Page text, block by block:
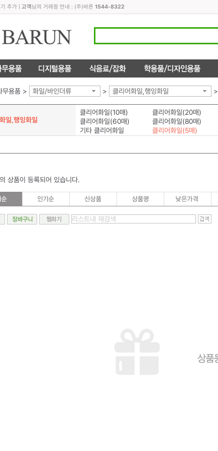
추가| 고객님의 거래점 안내 : (주)바른 1544-8322
무용품 > 화일/바인더류 > 클리어화일,행잉화일 >
일,행잉화일
클리어화일(10매) 클리어화일(20매)
클리어화일(60매)
클리어화일(80매)
기타 클리어화일
클리어화일(5매)
상품이 등록되어 있습니다.